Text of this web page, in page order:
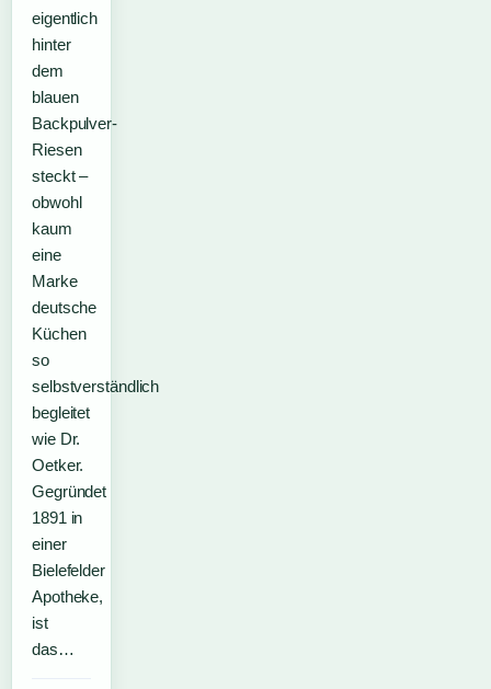
eigentlich
hinter
dem
blauen
Backpulver-
Riesen
steckt –
obwohl
kaum
eine
Marke
deutsche
Küchen
so
selbstverständlich
begleitet
wie Dr.
Oetker.
Gegründet
1891 in
einer
Bielefelder
Apotheke,
ist
das…